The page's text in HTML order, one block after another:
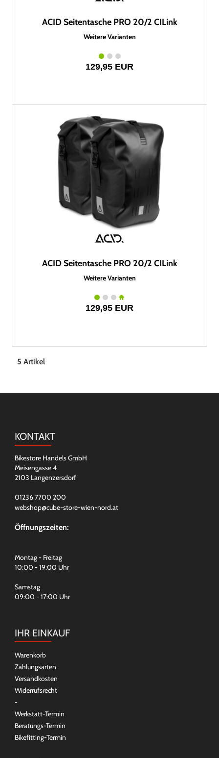
ACID Seitentasche PRO 20/2 CILink
Weitere Varianten
129,95 EUR
ACID Seitentasche PRO 20/2 CILink
Weitere Varianten
129,95 EUR
5 Artikel
KONTAKT
Bikestore Handels GmbH
Meisengasse 4
2103 Langenzersdorf
01236 7700 200
webshop@cube-store-wien-nord.at
Öffnungszeiten:
Montag - Freitag
10:00 - 19:00 Uhr
Samstag
09:00 - 17:00 Uhr
IHR EINKAUF
Warenkorb
Zahlungsarten
Versandkosten
Widerrufsrecht
-
Werkstatt-Termin
Beratungs-Termin
Bikefitting-Termin